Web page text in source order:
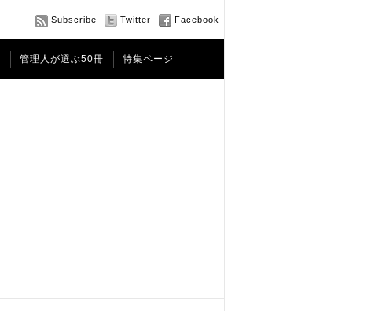
Subscribe Twitter Facebook
管理人が選ぶ50冊 特集ページ